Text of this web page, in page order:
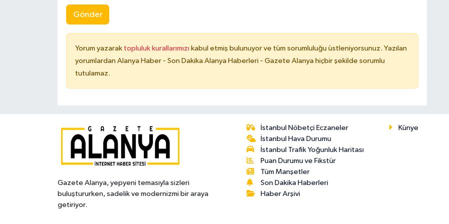
Gönder
Yorum yazarak topluluk kurallarımızı kabul etmiş bulunuyor ve tüm sorumluluğu üstleniyorsunuz. Yazılan
yorumlardan Alanya Haber - Son Dakika Alanya Haberleri - Gazete Alanya hiçbir şekilde sorumlu
tutulamaz.
Gazete Alanya, yepyeni temasıyla sizleri
buluştururken, sadelik ve modernizmi bir araya
getiriyor.
İstanbul Nöbetçi Eczaneler
İstanbul Hava Durumu
İstanbul Trafik Yoğunluk Haritası
Puan Durumu ve Fikstür
Tüm Manşetler
Son Dakika Haberleri
Haber Arşivi
Künye